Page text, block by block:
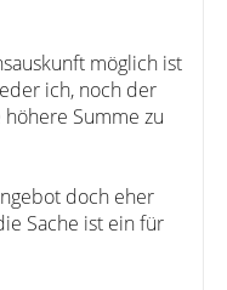
möglich ist
ich, noch der
Summe zu
doch eher
Sache ist ein für